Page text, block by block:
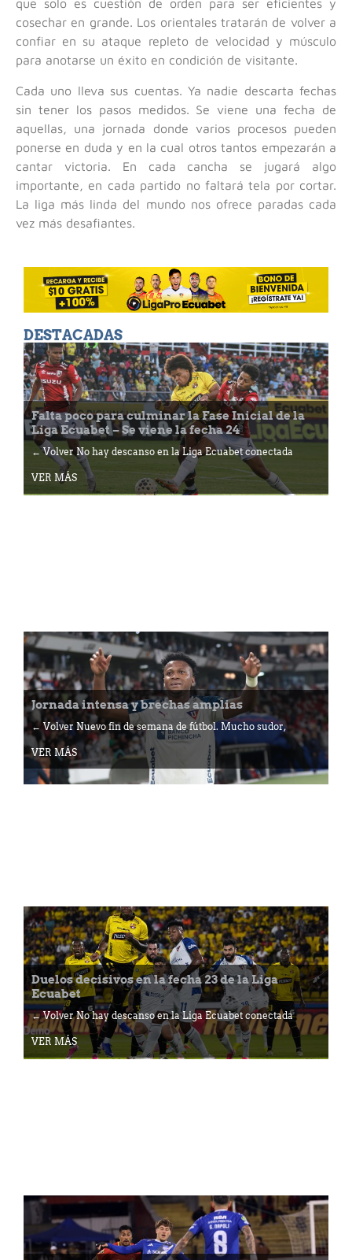
que solo es cuestión de orden para ser eficientes y
cosechar en grande. Los orientales tratarán de volver a
confiar en su ataque repleto de velocidad y músculo
para anotarse un éxito en condición de visitante.
Cada uno lleva sus cuentas. Ya nadie descarta fechas
sin tener los pasos medidos. Se viene una fecha de
aquellas, una jornada donde varios procesos pueden
ponerse en duda y en la cual otros tantos empezarán a
cantar victoria. En cada cancha se jugará algo
importante, en cada partido no faltará tela por cortar.
La liga más linda del mundo nos ofrece paradas cada
vez más desafiantes.
DESTACADAS
Falta poco para culminar la Fase Inicial de la
Liga Ecuabet – Se viene la fecha 24
← Volver No hay descanso en la Liga Ecuabet conectada
VER MÁS
Jornada intensa y brechas amplias
← Volver Nuevo fin de semana de fútbol. Mucho sudor,
VER MÁS
Duelos decisivos en la fecha 23 de la Liga
Ecuabet
← Volver No hay descanso en la Liga Ecuabet conectada
VER MÁS